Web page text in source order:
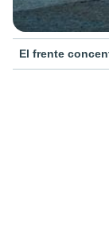
El frente